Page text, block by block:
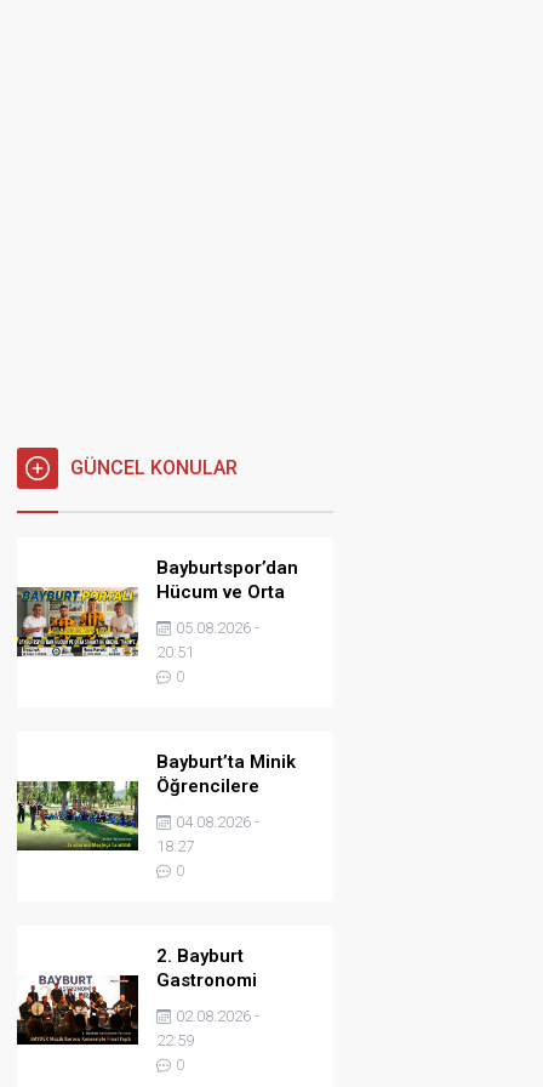
GÜNCEL KONULAR
Bayburtspor’dan
Hücum ve Orta
Sahaya İki Önemli
Takviye
05.08.2026 -
20:51
0
Bayburt’ta Minik
Öğrencilere
Jandarma
Mesleği Tanıtıldı
04.08.2026 -
18:27
0
2. Bayburt
Gastronomi
Festivali BAYDER
Müzik Korosu
Konseriyle Final
Yaptı
02.08.2026 -
22:59
0